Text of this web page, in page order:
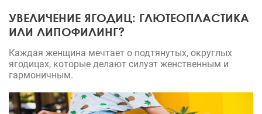
УВЕЛИЧЕНИЕ ЯГОДИЦ: ГЛЮТЕОПЛАСТИКА
ИЛИ ЛИПОФИЛИНГ?
Каждая женщина мечтает о подтянутых, округлых
ягодицах, которые делают силуэт женственным и
гармоничным.